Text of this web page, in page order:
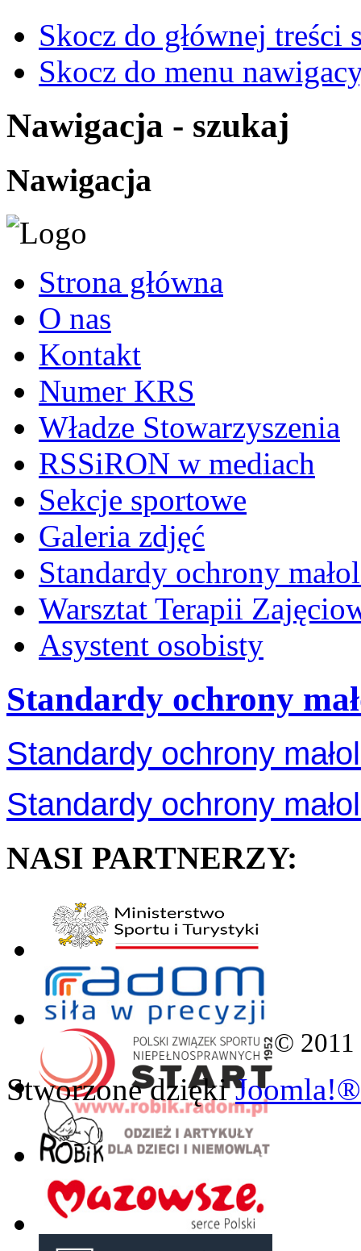
Skocz do głównej treści
Skocz do menu
Nawigacja - szukaj
Nawigacja
Strona główna
O nas
Kontakt
Numer KRS
Władze Stowarzyszenia
RSSiRON w mediach
Sekcje sportowe
Galeria zdjęć
Standardy ochrony
Warsztat Terapii
Asystent osobisty
Standardy ochrony
Standardy ochrony
Standardy ochrony
NASI PARTNERZY:
©
Stworzone dziękiJoomla!®